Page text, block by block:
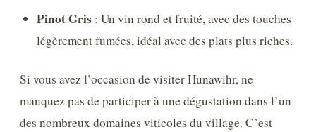
Pinot Gris : Un vin rond et fruité, avec des touches
légèrement fumées, idéal avec des plats plus riches.
Si vous avez l’occasion de visiter Hunawihr, ne
manquez pas de participer à une dégustation dans l’un
des nombreux domaines viticoles du village. C’est